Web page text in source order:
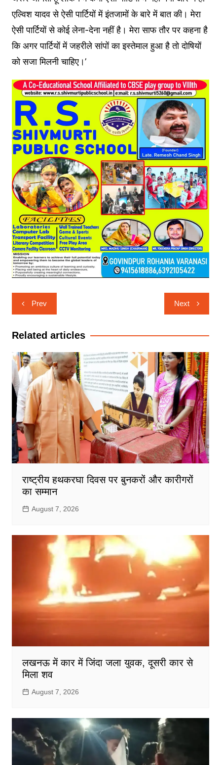
एल्विश यादव से ऐसी पार्टियों में इंतजामों के बारे में बात की। मेरा
ऐसी पार्टियों से कोई लेना-देना नहीं है। मेरा साफ तौर पर कहना है
कि अगर पार्टियों में जहरीले सांपों का इस्तेमाल हुआ है तो दोषियों
को सजा मिलनी चाहिए।’
Post
navigation
Prev Next
Related articles
राष्ट्रीय हथकरघा दिवस पर बुनकरों और कारीगरों
का सम्मान
August 7, 2026
लखनऊ में कार में जिंदा जला युवक, दूसरी कार से
मिला शव
August 7, 2026